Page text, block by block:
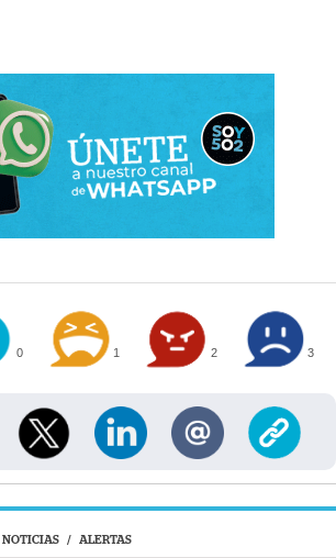
0 1 2 3
NOTICIAS / ALERTAS